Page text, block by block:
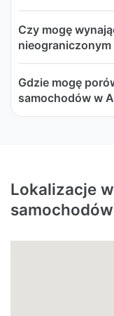
Czy mogę
nieograniczonym
Gdzie mogę
samochodów w
Lokalizacje